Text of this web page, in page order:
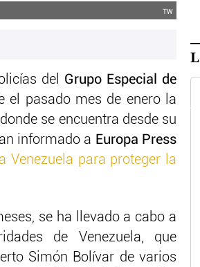
TW
del Grupo Especial de
el pasado mes de enero la
se encuentra desde su
informado a Europa Press
Venezuela para proteger la
se ha llevado a cabo a
de Venezuela, que
Simón Bolívar de varios